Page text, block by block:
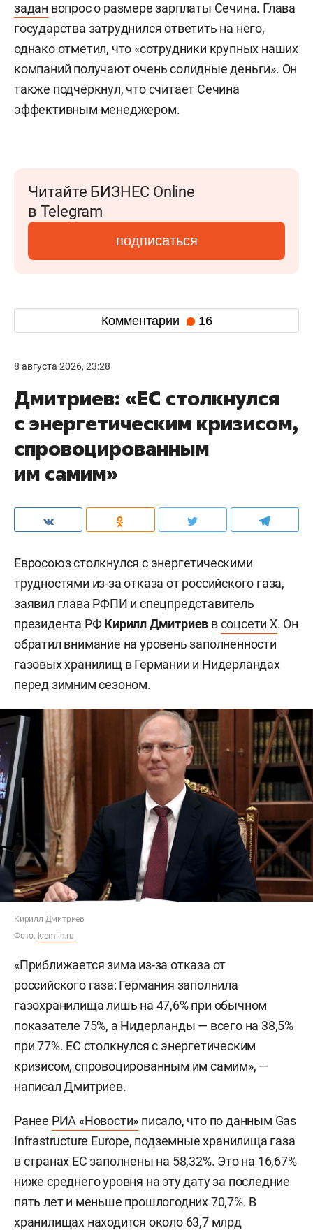
задан вопрос о размере зарплаты Сечина. Глава
государства затруднился ответить на него,
однако отметил, что «сотрудники крупных наших
компаний получают очень солидные деньги». Он
также подчеркнул, что считает Сечина
эффективным менеджером.
Читайте БИЗНЕС Online
в Telegram
подписаться
Комментарии 16
8 августа 2026, 23:28
Дмитриев: «ЕС столкнулся
с энергетическим кризисом,
спровоцированным
им самим»
Евросоюз столкнулся с энергетическими
трудностями из-за отказа от российского газа,
заявил глава РФПИ и спецпредставитель
президента РФКирилл Дмитриев всоцсети X. Он
обратил внимание на уровень заполненности
газовых хранилищ в Германии и Нидерландах
перед зимним сезоном.
Кирилл Дмитриев
Фото: kremlin.ru
«Приближается зима из-за отказа от
российского газа: Германия заполнила
газохранилища лишь на 47,6% при обычном
показателе 75%, а Нидерланды — всего на 38,5%
при 77%. ЕС столкнулся с энергетическим
кризисом, спровоцированным им самим», —
написал Дмитриев.
Ранее РИА «Новости» писало, что по данным Gas
Infrastructure Europe, подземные хранилища газа
в странах ЕС заполнены на 58,32%. Это на 16,67%
ниже среднего уровня на эту дату за последние
пять лет и меньше прошлогодних 70,7%. В
хранилищах находится около 63,7 млрд